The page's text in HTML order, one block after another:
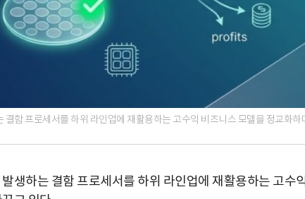
결함 프로세서를 하위 라인업에 재활용하는 고수익 비즈니스 모델을 정교화
생하는 결함 프로세서를 하위 라인업에 재활용하는 고수